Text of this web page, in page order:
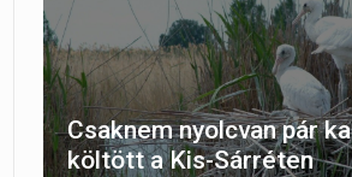
Csaknem nyolcvan pár
költött a Kis-Sárréten